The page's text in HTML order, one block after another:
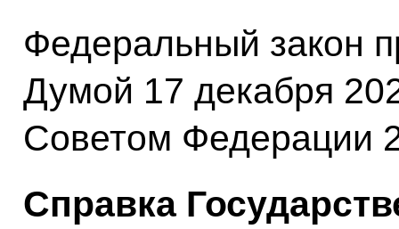
Федеральный закон
Думой 17 декабря
Советом Федерации
Справка